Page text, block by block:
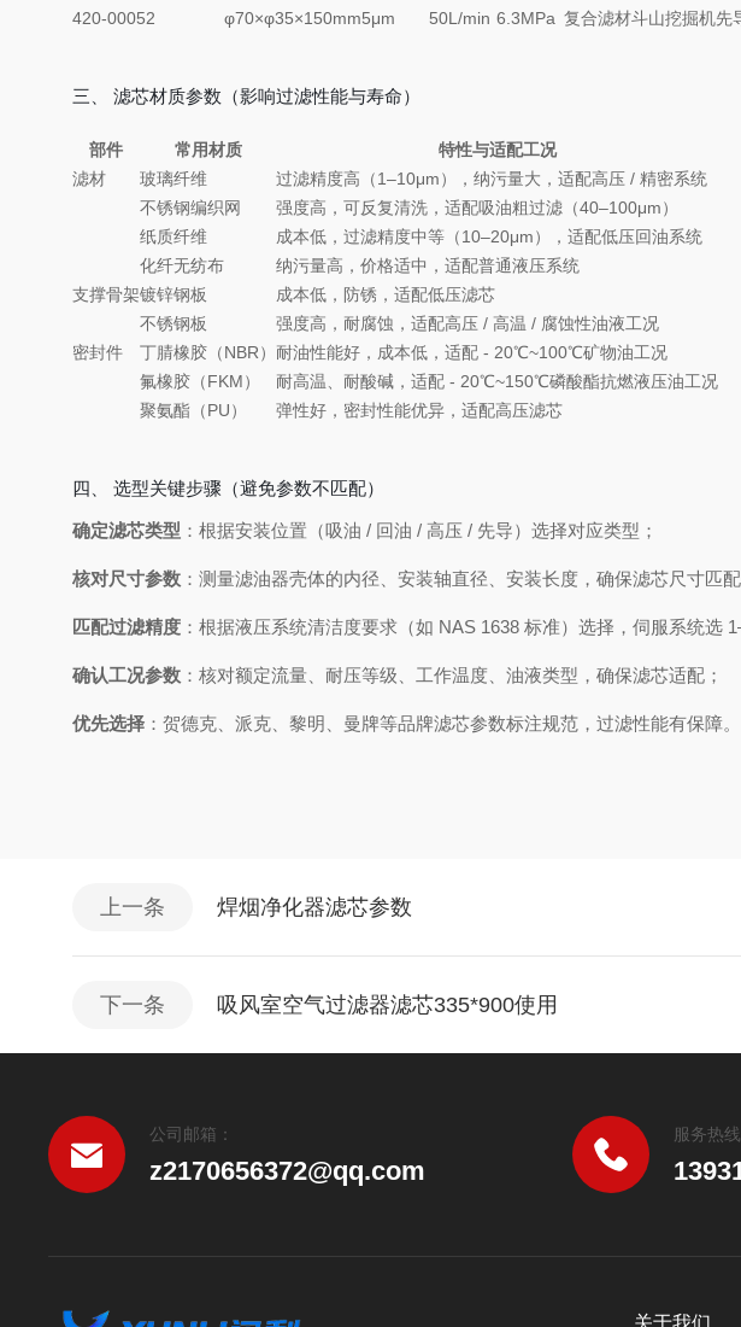
420-00052
φ70×φ35×150mm5μm 50L/min 6.3MPa 复合滤材斗山挖掘机先
三、 滤芯材质参数（影响过滤性能与寿命）
部件 常用材质
特性与适配工况
滤材
玻璃纤维
过滤精度高（1–10μm），纳污量大，适配高压 / 精密系统
不锈钢编织网
强度高，可反复清洗，适配吸油粗过滤（40–100μm）
纸质纤维
成本低，过滤精度中等（10–20μm），适配低压回油系统
化纤无纺布
纳污量高，价格适中，适配普通液压系统
支撑骨架镀锌钢板
成本低，防锈，适配低压滤芯
不锈钢板
强度高，耐腐蚀，适配高压 / 高温 / 腐蚀性油液工况
密封件
丁腈橡胶（NBR） 耐油性能好，成本低，适配 - 20℃~100℃矿物油工况
氟橡胶（FKM）
耐高温、耐酸碱，适配 - 20℃~150℃磷酸酯抗燃液压油工况
聚氨酯（PU）
弹性好，密封性能优异，适配高压滤芯
四、 选型关键步骤（避免参数不匹配）
确定滤芯类型 ：根据安装位置（吸油 / 回油 / 高压 / 先导）选择对应类型；
核对尺寸参数 ：测量滤油器壳体的内径、安装轴直径、安装长度，确保滤芯尺寸匹配
匹配过滤精度 ：根据液压系统清洁度要求（如 NAS 1638 标准）选择，伺服系统选
确认工况参数 ：核对额定流量、耐压等级、工作温度、油液类型，确保滤芯适配；
优先选择 ：贺德克、派克、黎明、曼牌等品牌滤芯参数标注规范，过滤性能有保障。
上一条 焊烟净化器滤芯参数
下一条 吸风室空气过滤器滤芯335*900使用
公司邮箱：
z2170656372@qq.com
服务热线
关于我们